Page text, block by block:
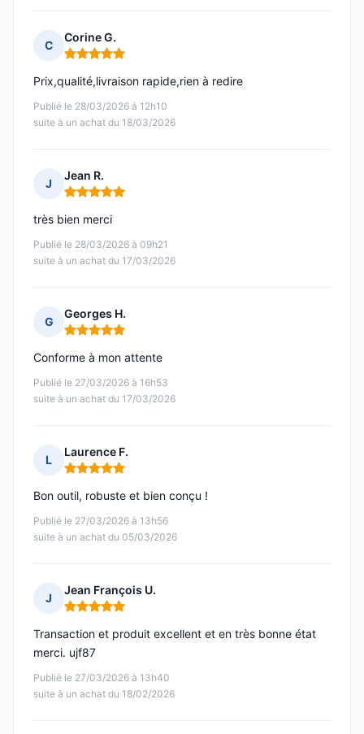
C
Corine G.
Note : 5 sur 5
Publié le 28/03/2026 à 12h10
suite à un achat du 18/03/2026
Prix,qualité,livraison rapide,rien à redire
J
Jean R.
Note : 5 sur 5
Publié le 28/03/2026 à 09h21
suite à un achat du 17/03/2026
très bien merci
G
Georges H.
Note : 5 sur 5
Publié le 27/03/2026 à 16h53
suite à un achat du 17/03/2026
Conforme à mon attente
L
Laurence F.
Note : 5 sur 5
Publié le 27/03/2026 à 13h56
suite à un achat du 05/03/2026
Bon outil, robuste et bien conçu !
J
Jean François U.
Note : 5 sur 5
Publié le 27/03/2026 à 13h40
suite à un achat du 18/02/2026
Transaction et produit excellent et en très bonne état
merci. ujf87